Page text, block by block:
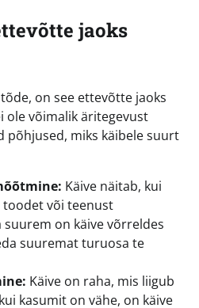
jaoks
on see ettevõtte jaoks
ole võimalik äritegevust
põhjused, miks käibele suurt
Käive näitab, kui
või teenust
on käive võrreldes
suuremat turuosa te
Käive on raha, mis liigub
kasumit on vähe, on käive